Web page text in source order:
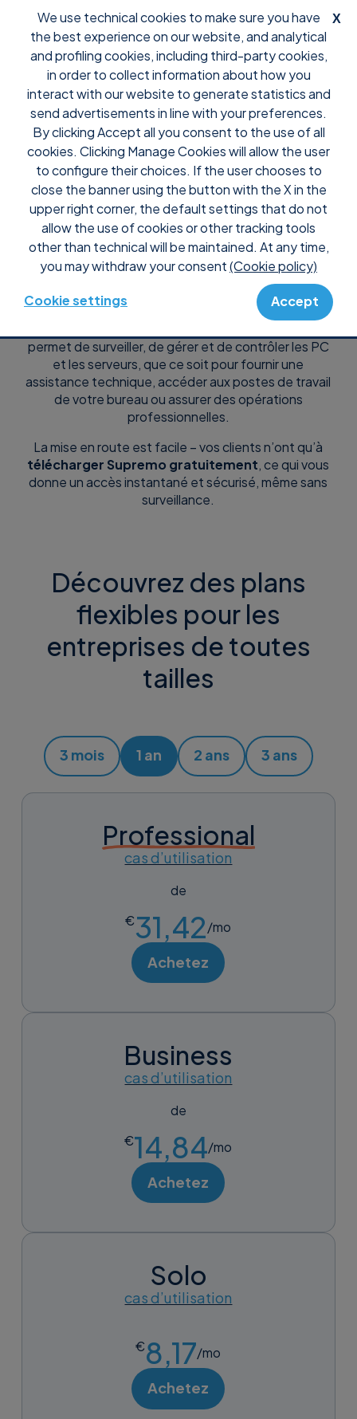
X
We use technical cookies to make sure you have
the best experience on our website, and analytical
and profiling cookies, including third-party cookies,
in order to collect information about how you
interact with our website to generate statistics and
send advertisements in line with your preferences.
By clicking Accept all you consent to the use of all
cookies. Clicking Manage Cookies will allow the user
to configure their choices. If the user chooses to
close the banner using the button with the X in the
upper right corner, the default settings that do not
allow the use of cookies or other tracking tools
other than technical will be maintained. At any time,
you may withdraw your consent(Cookie policy)
Cookie settings Accept
Tarifs et plans de
Supremo Remote
Desktop
permet de surveiller, de gérer et de contrôler les PC
et les serveurs, que ce soit pour fournir une
assistance technique, accéder aux postes de travail
de votre bureau ou assurer des opérations
professionnelles.
La mise en route est facile – vos clients n’ont qu’à
télécharger Supremo gratuitement, ce qui vous
donne un accès instantané et sécurisé, même sans
surveillance.
Découvrez des plans
flexibles pour les
entreprises de toutes
tailles
3 mois 1 an 2 ans 3 ans
Professional
cas d’utilisation
de
€31,42/mo
Achetez
Business
cas d’utilisation
de
€14,84/mo
Achetez
Solo
cas d’utilisation
€8,17/mo
Achetez